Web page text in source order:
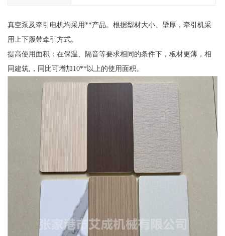
真空泵及牵引电机均采用**产品。根据型材大小、壁厚，牵引机采
用上下履带牵引方式。
提高使用面积：在保温、隔音等要求相同的条件下，板材更薄，相
同建筑,，同比可增加10**以上的使用面积。